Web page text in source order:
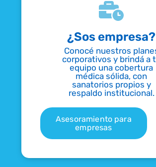
¿Sos empresa?
Conocé nuestros
corporativos y brindá a
equipo una cobertura
médica sólida, con
sanatorios propios y
respaldo institucional.
Asesoramiento para
empresas